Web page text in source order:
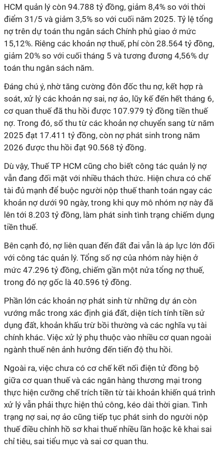
HCM quản lý còn 94.788 tỷ đồng, giảm 8,4% so với thời
điểm 31/5 và giảm 3,5% so với cuối năm 2025. Tỷ lệ tổng
nợ trên dự toán thu ngân sách Chính phủ giao ở mức
15,12%. Riêng các khoản nợ thuế, phí còn 28.564 tỷ đồng,
giảm 20% so với cuối tháng 5 và tương đương 4,56% dự
toán thu ngân sách năm.
Đáng chú ý, nhờ tăng cường đôn đốc thu nợ, kết hợp rà
soát, xử lý các khoản nợ sai, nợ ảo, lũy kế đến hết tháng 6,
cơ quan thuế đã thu hồi được 107.979 tỷ đồng tiền thuế
nợ. Trong đó, số thu từ các khoản nợ chuyển sang từ năm
2025 đạt 17.411 tỷ đồng, còn nợ phát sinh trong năm
2026 được thu hồi đạt 90.568 tỷ đồng.
Dù vậy, Thuế TP HCM cũng cho biết công tác quản lý nợ
vẫn đang đối mặt với nhiều thách thức. Hiện chưa có chế
tài đủ mạnh để buộc người nộp thuế thanh toán ngay các
khoản nợ dưới 90 ngày, trong khi quy mô nhóm nợ này đã
lên tới 8.203 tỷ đồng, làm phát sinh tình trạng chiếm dụng
tiền thuế.
Bên cạnh đó, nợ liên quan đến đất đai vẫn là áp lực lớn đối
với công tác quản lý. Tổng số nợ của nhóm này hiện ở
mức 47.296 tỷ đồng, chiếm gần một nửa tổng nợ thuế,
trong đó nợ gốc là 40.596 tỷ đồng.
Phần lớn các khoản nợ phát sinh từ những dự án còn
vướng mắc trong xác định giá đất, diện tích tính tiền sử
dụng đất, khoản khấu trừ bồi thường và các nghĩa vụ tài
chính khác. Việc xử lý phụ thuộc vào nhiều cơ quan ngoài
ngành thuế nên ảnh hưởng đến tiến độ thu hồi.
Ngoài ra, việc chưa có cơ chế kết nối điện tử đồng bộ
giữa cơ quan thuế và các ngân hàng thương mại trong
thực hiện cưỡng chế trích tiền từ tài khoản khiến quá trình
xử lý vẫn phải thực hiện thủ công, kéo dài thời gian. Tình
trạng nợ sai, nợ ảo cũng tiếp tục phát sinh do người nộp
thuế điều chỉnh hồ sơ khai thuế nhiều lần hoặc kê khai sai
chỉ tiêu, sai tiểu mục và sai cơ quan thu.